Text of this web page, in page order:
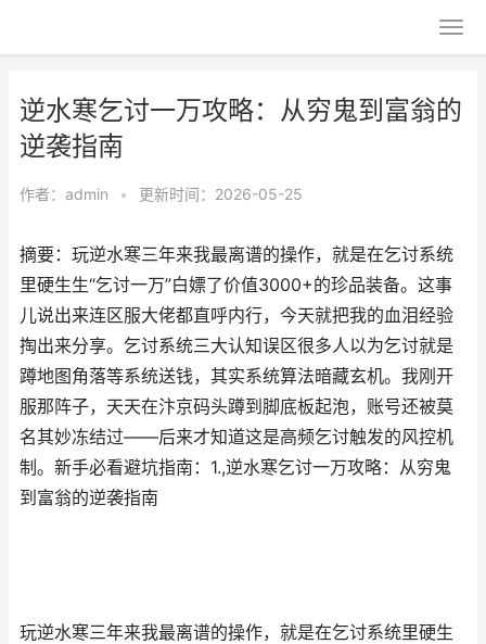
逆水寒乞讨一万攻略：从穷鬼到富翁的
逆袭指南
作者： admin • 更新时间：2026-05-25
摘要：玩逆水寒三年来我最离谱的操作，就是在乞讨系统
里硬生生“乞讨一万”白嫖了价值3000+的珍品装备。这事
儿说出来连区服大佬都直呼内行，今天就把我的血泪经验
掏出来分享。乞讨系统三大认知误区很多人以为乞讨就是
蹲地图角落等系统送钱，其实系统算法暗藏玄机。我刚开
服那阵子，天天在汴京码头蹲到脚底板起泡，账号还被莫
名其妙冻结过——后来才知道这是高频乞讨触发的风控机
制。新手必看避坑指南：1.,逆水寒乞讨一万攻略：从穷鬼
到富翁的逆袭指南
玩逆水寒三年来我最离谱的操作，就是在乞讨系统里硬生